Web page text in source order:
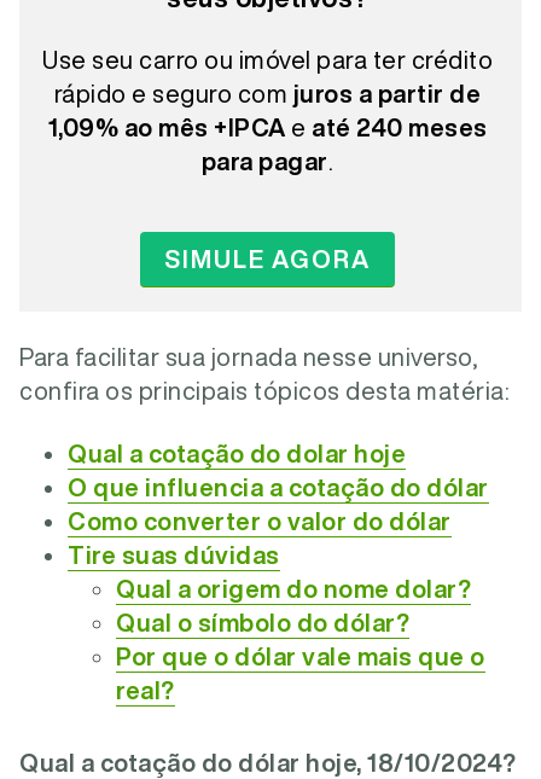
Use seu carro ou imóvel para ter crédito
rápido e seguro com juros a partir de
1,09% ao mês +IPCA e até 240 meses
para pagar
SIMULE AGORA
Para facilitar sua jornada nesse universo,
confira os principais tópicos desta matéria:
Qual a cotação do dolar hoje
O que influencia a cotação do dólar
Como converter o valor do dólar
Tire suas dúvidas
Qual a origem do nome dolar?
Qual o símbolo do dólar?
Por que o dólar vale mais que o
real?
Qual a cotação do dólar hoje, 18/10/2024?